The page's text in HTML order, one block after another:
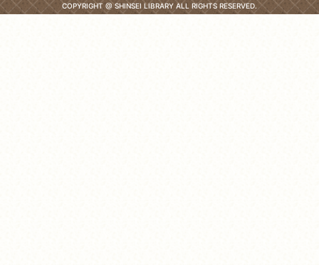
COPYRIGHT @ SHINSEI LIBRARY ALL RIGHTS RESERVED.